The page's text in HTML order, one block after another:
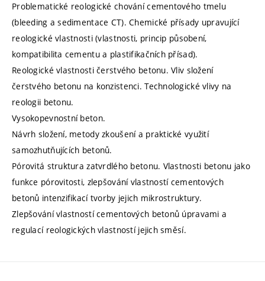
Problematické reologické chování cementového tmelu
(bleeding a sedimentace CT). Chemické přísady upravující
reologické vlastnosti (vlastnosti, princip působení,
kompatibilita cementu a plastifikačních přísad).
Reologické vlastnosti čerstvého betonu. Vliv složení
čerstvého betonu na konzistenci. Technologické vlivy na
reologii betonu.
Vysokopevnostní beton.
Návrh složení, metody zkoušení a praktické využití
samozhutňujících betonů.
Pórovitá struktura zatvrdlého betonu. Vlastnosti betonu jako
funkce pórovitosti, zlepšování vlastností cementových
betonů intenzifikací tvorby jejich mikrostruktury.
Zlepšování vlastností cementových betonů úpravami a
regulací reologických vlastností jejich směsí.